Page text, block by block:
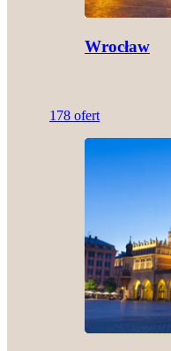
Wrocław
178 ofert